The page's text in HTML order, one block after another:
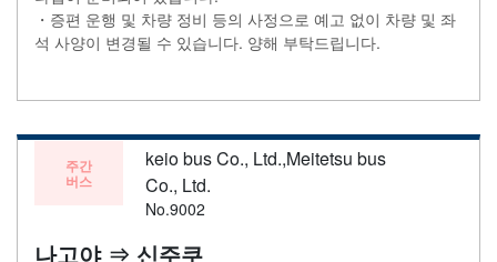
・증편 운행 및 차량 정비 등의 사정으로 예고 없이 차량 및 좌
석 사양이 변경될 수 있습니다. 양해 부탁드립니다.
주간
버스
keio bus Co., Ltd.,Meitetsu bus
Co., Ltd.
No.9002
나고야 ⇒ 신주쿠